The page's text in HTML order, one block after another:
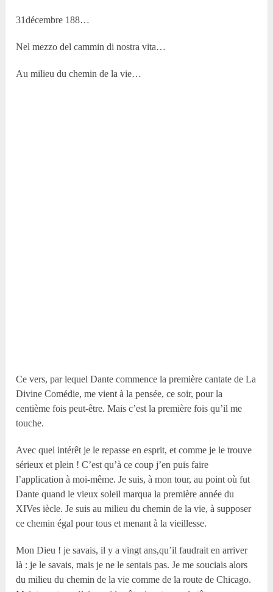
31décembre 188…
Nel mezzo del cammin di nostra vita…
Au milieu du chemin de la vie…
Ce vers, par lequel Dante commence la première cantate de La
Divine Comédie, me vient à la pensée, ce soir, pour la
centième fois peut-être. Mais c’est la première fois qu’il me
touche.
Avec quel intérêt je le repasse en esprit, et comme je le trouve
sérieux et plein ! C’est qu’à ce coup j’en puis faire
l’application à moi-même. Je suis, à mon tour, au point où fut
Dante quand le vieux soleil marqua la première année du
XIVes iècle. Je suis au milieu du chemin de la vie, à supposer
ce chemin égal pour tous et menant à la vieillesse.
Mon Dieu ! je savais, il y a vingt ans,qu’il faudrait en arriver
là : je le savais, mais je ne le sentais pas. Je me souciais alors
du milieu du chemin de la vie comme de la route de Chicago.